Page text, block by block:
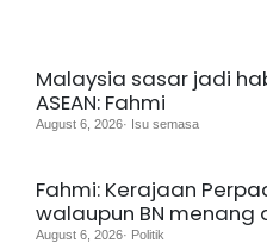
Malaysia sasar jadi
ASEAN: Fahmi
August 6, 2026· Isu semasa
Fahmi: Kerajaan
walaupun BN menang
August 6, 2026· Politik